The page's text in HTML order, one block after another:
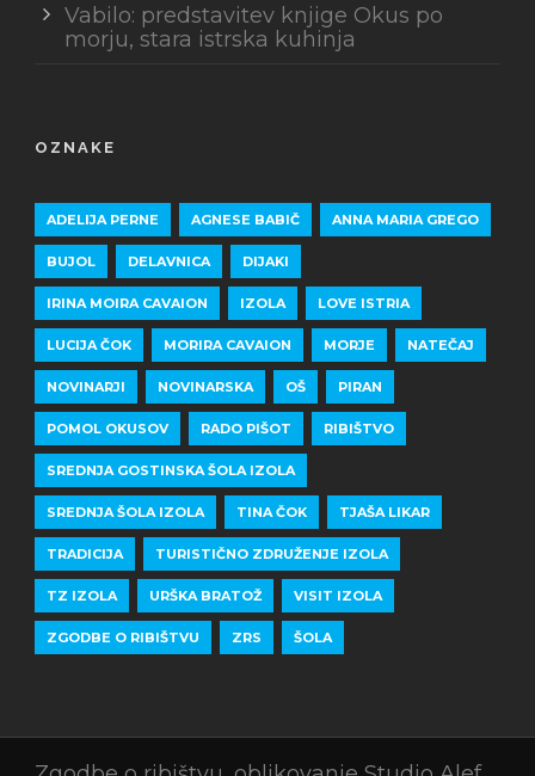
Vabilo: predstavitev knjige Okus po
morju, stara istrska kuhinja
OZNAKE
ADELIJA PERNE AGNESE BABIČ ANNA MARIA GREGO
BUJOL DELAVNICA DIJAKI
IRINA MOIRA CAVAION IZOLA LOVE ISTRIA
LUCIJA ČOK MORIRA CAVAION MORJE NATEČAJ
NOVINARJI NOVINARSKA OŠ PIRAN
POMOL OKUSOV RADO PIŠOT RIBIŠTVO
SREDNJA GOSTINSKA ŠOLA IZOLA
SREDNJA ŠOLA IZOLA TINA ČOK TJAŠA LIKAR
TRADICIJA TURISTIČNO ZDRUŽENJE IZOLA
TZ IZOLA URŠKA BRATOŽ VISIT IZOLA
ZGODBE O RIBIŠTVU ZRS ŠOLA